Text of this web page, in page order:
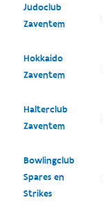
Judoclub
Zaventem
Hokkaido
Zaventem
Halterclub
Zaventem
Bowlingclub
Spares en
Strikes